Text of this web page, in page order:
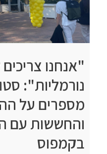
"אנחנו
נורמליות":
מספרים על
והחששות עם
בקמפוס